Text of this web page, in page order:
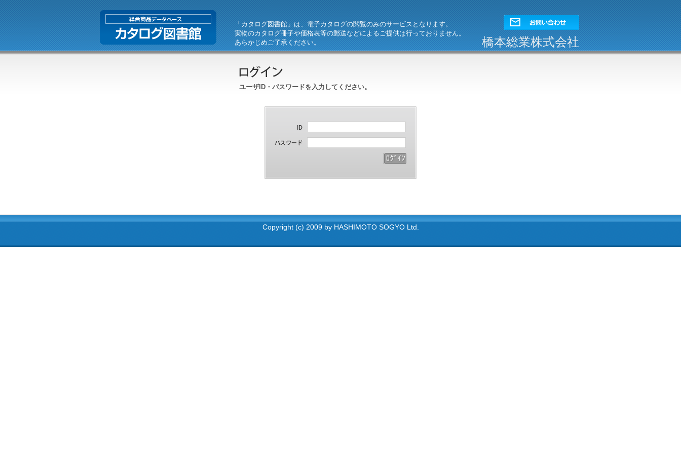
「カタログ図書館」は、電子カタログの閲覧のみのサービスとなります。
実物のカタログ冊子や価格表等の郵送などによるご提供は行っておりません。
あらかじめご了承ください。
橋本総業株式会社
ユーザID・パスワードを入力してください。
Copyright (c) 2009 by HASHIMOTO SOGYO Ltd.